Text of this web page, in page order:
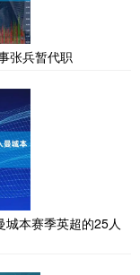
张兵暂代职
本赛季英超的25人